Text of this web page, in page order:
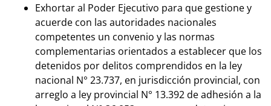
Exhortar al Poder Ejecutivo para que gestione y
acuerde con las autoridades nacionales
competentes un convenio y las normas
complementarias orientados a establecer que los
detenidos por delitos comprendidos en la ley
nacional N° 23.737, en jurisdicción provincial, con
arreglo a ley provincial N° 13.392 de adhesión a la